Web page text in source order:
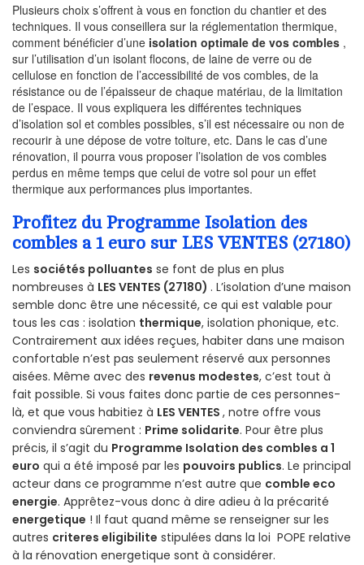
Plusieurs choix s’offrent à vous en fonction du chantier et des
techniques. Il vous conseillera sur la réglementation thermique,
comment bénéficier d’une isolation optimale de vos combles ,
sur l’utilisation d’un isolant flocons, de laine de verre ou de
cellulose en fonction de l’accessibilité de vos combles, de la
résistance ou de l’épaisseur de chaque matériau, de la limitation
de l’espace. Il vous expliquera les différentes techniques
d’isolation sol et combles possibles, s’il est nécessaire ou non de
recourir à une dépose de votre toiture, etc. Dans le cas d’une
rénovation, il pourra vous proposer l’isolation de vos combles
perdus en même temps que celui de votre sol pour un effet
thermique aux performances plus importantes.
Profitez du Programme Isolation des
combles a 1 euro sur LES VENTES (27180)
Les sociétés polluantes se font de plus en plus
nombreuses à LES VENTES (27180) . L’isolation d’une maison
semble donc être une nécessité, ce qui est valable pour
tous les cas : isolation thermique, isolation phonique, etc.
Contrairement aux idées reçues, habiter dans une maison
confortable n’est pas seulement réservé aux personnes
aisées. Même avec des revenus modestes, c’est tout à
fait possible. Si vous faites donc partie de ces personnes-
là, et que vous habitiez à LES VENTES , notre offre vous
conviendra sûrement : Prime solidarite. Pour être plus
précis, il s’agit du Programme Isolation des combles a 1
euro qui a été imposé par les pouvoirs publics. Le principal
acteur dans ce programme n’est autre que comble eco
energie. Apprêtez-vous donc à dire adieu à la précarité
energetique ! Il faut quand même se renseigner sur les
autres criteres eligibilite stipulées dans la loi POPE relative
à la rénovation energetique sont à considérer.